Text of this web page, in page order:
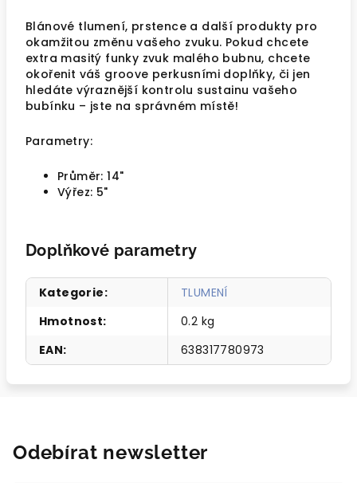
Blánové tlumení, prstence a další produkty pro
okamžitou změnu vašeho zvuku. Pokud chcete
extra masitý funky zvuk malého bubnu, chcete
okořenit váš groove perkusními doplňky, či jen
hledáte výraznější kontrolu sustainu vašeho
bubínku – jste na správném místě!
Parametry:
Průměr: 14"
Výřez: 5"
Doplňkové parametry
Kategorie:
TLUMENÍ
Hmotnost:
0.2 kg
EAN: 638317780973
Odebírat newsletter